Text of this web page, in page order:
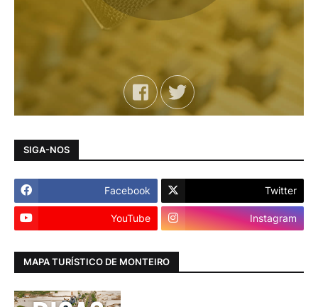
SIGA-NOS
Facebook Twitter
YouTube Instagram
MAPA TURÍSTICO DE MONTEIRO